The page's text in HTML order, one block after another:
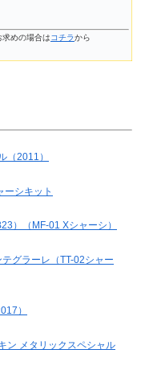
求めの場合はコチラから
2011）
シキット
（MF-01 Xシャーシ）
グラーレ（TT-02シャー
）
メタリックスペシャル